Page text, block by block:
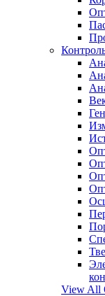
View All